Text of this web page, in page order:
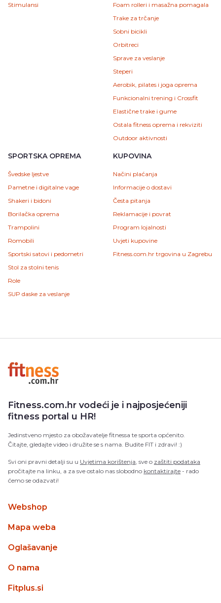
Stimulansi
Foam rolleri i masažna pomagala
Trake za trčanje
Sobni bicikli
Orbitreci
Sprave za veslanje
Steperi
Aerobik, pilates i joga oprema
Funkcionalni trening i Crossfit
Elastične trake i gume
Ostala fitness oprema i rekviziti
Outdoor aktivnosti
SPORTSKA OPREMA
Švedske ljestve
Pametne i digitalne vage
Shakeri i bidoni
Borilačka oprema
Trampolini
Romobili
Sportski satovi i pedometri
Stol za stolni tenis
Role
SUP daske za veslanje
KUPOVINA
Načini plaćanja
Informacije o dostavi
Česta pitanja
Reklamacije i povrat
Program lojalnosti
Uvjeti kupovine
Fitness.com.hr trgovina u Zagrebu
Fitness.com.hr vodeći je i najposjećeniji
fitness portal u HR!
Jedinstveno mjesto za obožavatelje fitnessa te sporta općenito.
Čitajte, gledajte video i družite se s nama. Budite FIT i zdravi! :)
Svi oni pravni detalji su u Uvjetima korištenja , sve o zaštiti podataka
pročitajte na linku, a za sve ostalo nas slobodno kontaktirajte - rado
ćemo se odazvati!
Webshop
Mapa weba
Oglašavanje
O nama
Fitplus.si